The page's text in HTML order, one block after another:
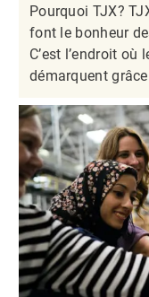
Pourquoi TJX?
font le bonheur
C’est l’endroit où
démarquent